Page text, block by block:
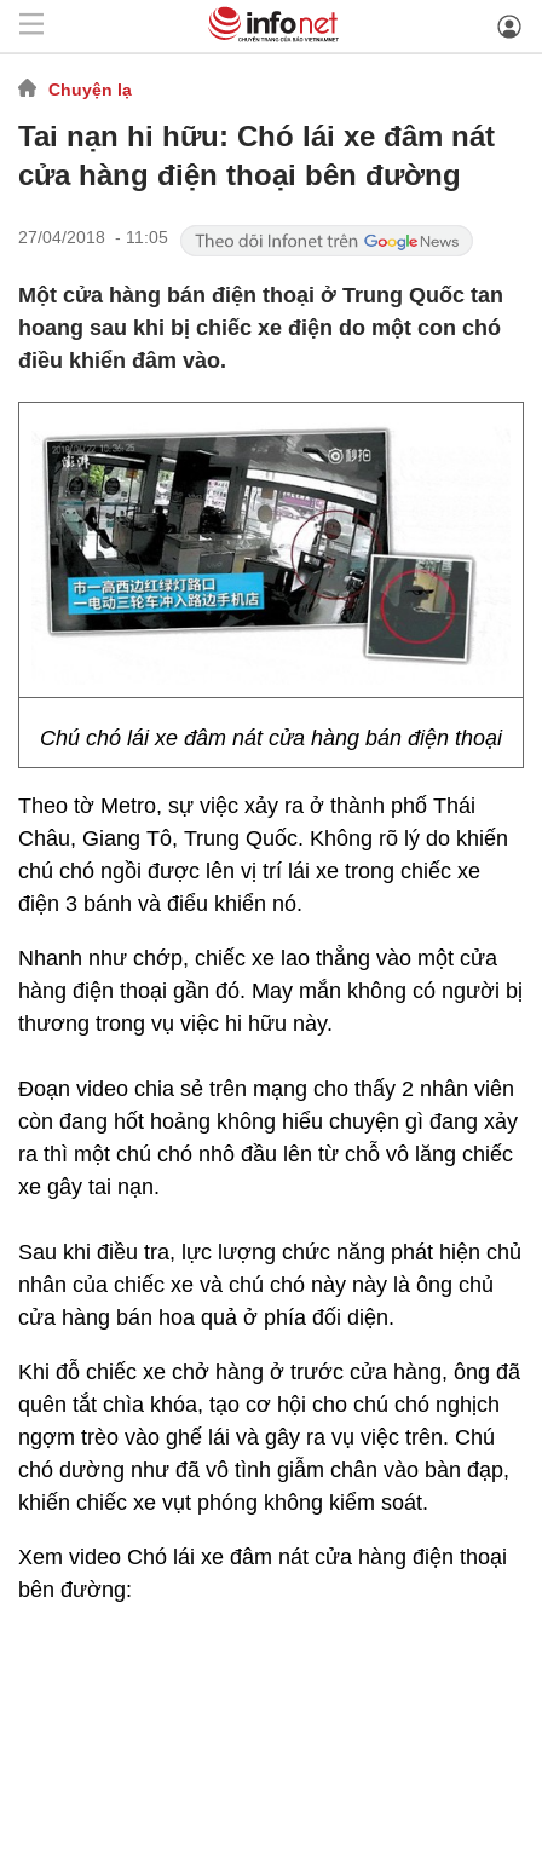
Chuyện lạ
Tai nạn hi hữu: Chó lái xe đâm nát
cửa hàng điện thoại bên đường
27/04/2018 - 11:05
Một cửa hàng bán điện thoại ở Trung Quốc tan
hoang sau khi bị chiếc xe điện do một con chó
điều khiển đâm vào.
Chú chó lái xe đâm nát cửa hàng bán điện thoại
Theo tờ Metro, sự việc xảy ra ở thành phố Thái
Châu, Giang Tô, Trung Quốc. Không rõ lý do khiến
chú chó ngồi được lên vị trí lái xe trong chiếc xe
điện 3 bánh và điểu khiển nó.
Nhanh như chớp, chiếc xe lao thẳng vào một cửa
hàng điện thoại gần đó. May mắn không có người bị
thương trong vụ việc hi hữu này.
Đoạn video chia sẻ trên mạng cho thấy 2 nhân viên
còn đang hốt hoảng không hiểu chuyện gì đang xảy
ra thì một chú chó nhô đầu lên từ chỗ vô lăng chiếc
xe gây tai nạn.
Sau khi điều tra, lực lượng chức năng phát hiện chủ
nhân của chiếc xe và chú chó này này là ông chủ
cửa hàng bán hoa quả ở phía đối diện.
Khi đỗ chiếc xe chở hàng ở trước cửa hàng, ông đã
quên tắt chìa khóa, tạo cơ hội cho chú chó nghịch
ngợm trèo vào ghế lái và gây ra vụ việc trên. Chú
chó dường như đã vô tình giẫm chân vào bàn đạp,
khiến chiếc xe vụt phóng không kiểm soát.
Xem video Chó lái xe đâm nát cửa hàng điện thoại
bên đường: